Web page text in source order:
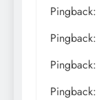
Pingback:
Pingback:
Pingback:
Pingback: